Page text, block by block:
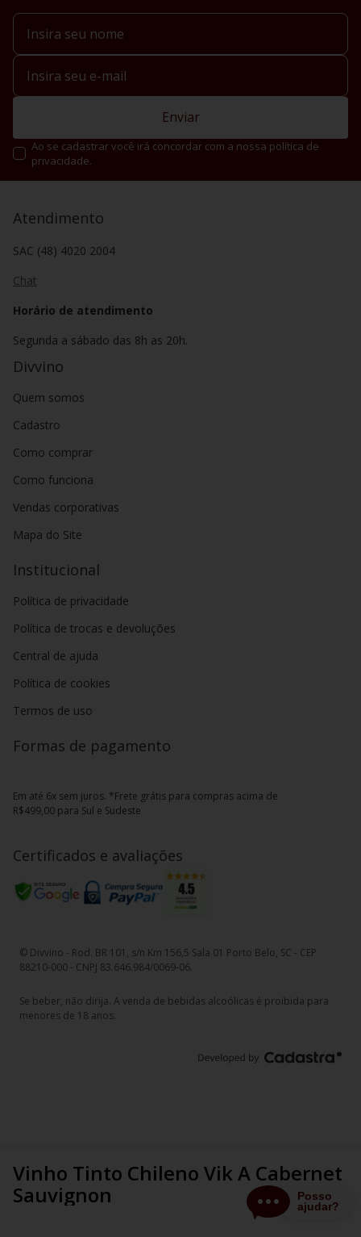
Vinho Tinto Chileno Vik A Cabernet
Sauvignon
Enviar
Ao se cadastrar você irá concordar com a nossa política de
privacidade.
Atendimento
SAC (48) 4020 2004
Chat
Horário de atendimento
Segunda a sábado das 8h as 20h.
Divvino
Quem somos
Cadastro
Como comprar
Como funciona
Vendas corporativas
Mapa do Site
Institucional
Política de privacidade
Política de trocas e devoluções
Central de ajuda
Política de cookies
Termos de uso
Formas de pagamento
Em até 6x sem juros. *Frete grátis para compras acima de
R$499,00 para Sul e Sudeste
Certificados e avaliações
© Divvino - Rod. BR 101, s/n Km 156,5 Sala 01 Porto Belo, SC - CEP
88210-000 - CNPJ 83.646.984/0069-06.
Se beber, não dirija. A venda de bebidas alcoólicas é proibida para
menores de 18 anos.